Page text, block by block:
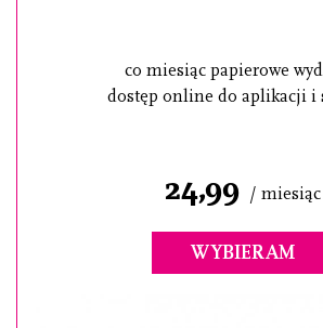
co miesiąc papierowe
dostęp online do aplikacji i
24,99 / miesiąc
WYBIERAM